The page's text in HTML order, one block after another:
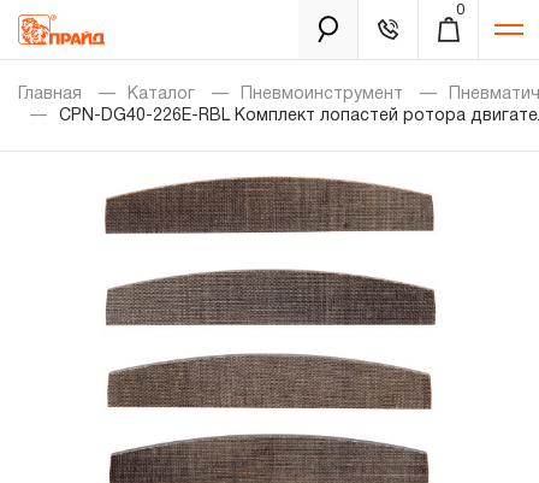
0
Каталог
Новинки
Распродажа
Новости
Забыли пароль?
Главная Каталог Пневмоинструмент
CPN-DG40-226E-RBL Комплект лопастей ротора